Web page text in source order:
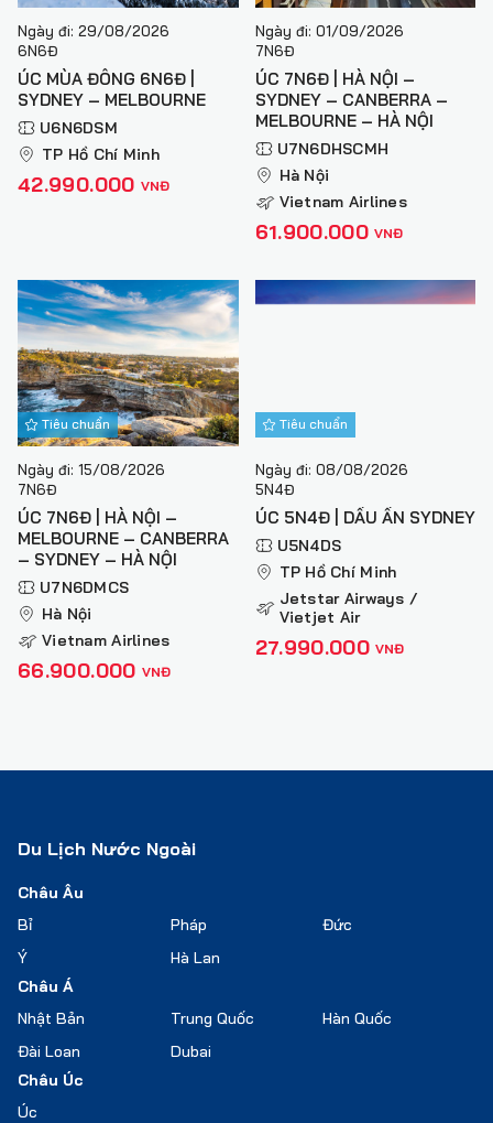
hoặc văn bản.
Ngày đi: 29/08/2026
6N6Đ
ÚC MÙA ĐÔNG 6N6Đ |
SYDNEY – MELBOURNE
U6N6DSM
TP Hồ Chí Minh
42.990.000 VNĐ
Ngày đi: 01/09/2026
7N6Đ
ÚC 7N6Đ | HÀ NỘI –
SYDNEY – CANBERRA –
MELBOURNE – HÀ NỘI
U7N6DHSCMH
Hà Nội
Vietnam Airlines
61.900.000 VNĐ
Tiêu chuẩn
Ngày đi: 15/08/2026
7N6Đ
ÚC 7N6Đ | HÀ NỘI –
MELBOURNE – CANBERRA
– SYDNEY – HÀ NỘI
U7N6DMCS
Hà Nội
Vietnam Airlines
66.900.000 VNĐ
Tiêu chuẩn
Ngày đi: 08/08/2026
5N4Đ
ÚC 5N4Đ | DẤU ẤN SYDNEY
U5N4DS
TP Hồ Chí Minh
Jetstar Airways /
Vietjet Air
27.990.000 VNĐ
Du Lịch Nước Ngoài
Châu Âu
Bỉ
Pháp
Đức
Ý
Hà Lan
Châu Á
Nhật Bản
Trung Quốc
Hàn Quốc
Đài Loan
Dubai
Châu Úc
Úc